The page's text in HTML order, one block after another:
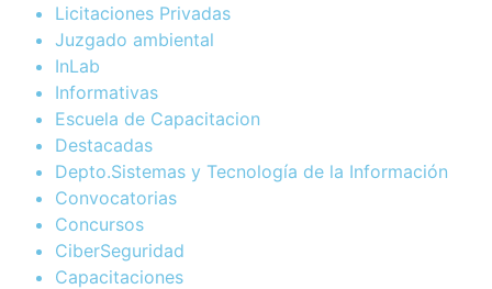
Licitaciones Privadas
Juzgado ambiental
InLab
Informativas
Escuela de Capacitacion
Destacadas
Depto.Sistemas y Tecnología de la Información
Convocatorias
Concursos
CiberSeguridad
Capacitaciones